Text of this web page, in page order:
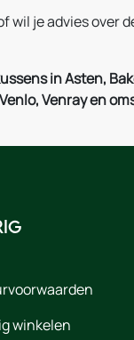
wil je advies
in Asten,
Venray en
winkelen